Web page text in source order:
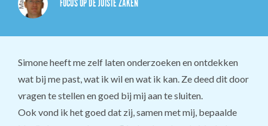
FOCUS OP DE JUISTE ZAKEN
Simone heeft me zelf laten onderzoeken en ontdekken
wat bij me past, wat ik wil en wat ik kan. Ze deed dit door
vragen te stellen en goed bij mij aan te sluiten.
Ook vond ik het goed dat zij, samen met mij, bepaalde